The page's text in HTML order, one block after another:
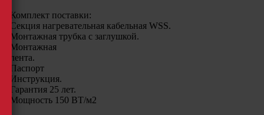
Комплект поставки:
Секция нагревательная кабельная WSS.
Монтажная трубка с заглушкой.
Монтажная
лента.
Паспорт
Инструкция.
Гарантия 25 лет.
Мощность 150 ВТ/м2